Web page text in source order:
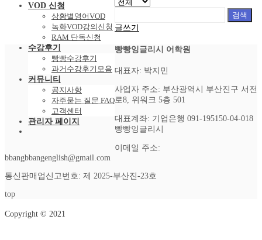
VOD 신청
상황별영어VOD
녹화VOD강의신청
RAM 단독신청
수강후기
빵빵수강후기
과거수강후기모음
커뮤니티
공지사항
자주묻는 질문 FAQ
고객센터
관리자 페이지
검색
글쓰기
빵빵잉글리시 어학원
대표자: 박지민
사업자 주소: 부산광역시 부산진구 서전
로8, 위워크 5층 501
대표계좌: 기업은행 091-195150-04-018
빵빵잉글리시
이메일 주소:
bbangbbangenglish@gmail.com
통신판매업신고번호: 제 2025-부산진-23호
top
Copyright © 2021